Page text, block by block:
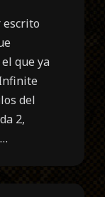
escrito
que ya
del
2,